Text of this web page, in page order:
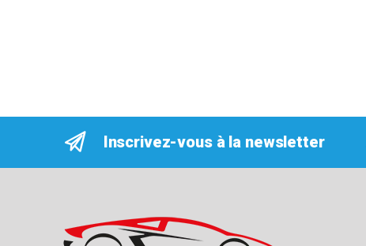
Inscrivez-vous à la newsletter